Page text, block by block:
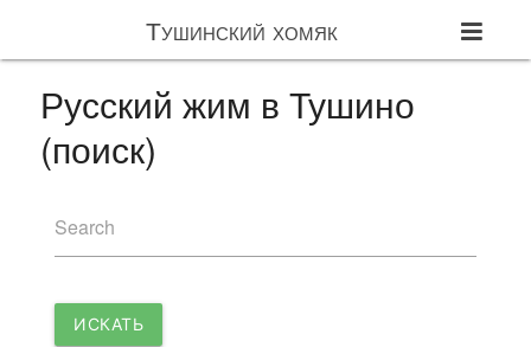
Тушинский хомяк
Русский жим в Тушино
(поиск)
Search
ИСКАТЬ